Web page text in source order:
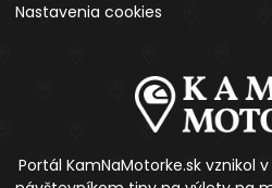
Nastavenia cookies
Portál KamNaMotorke.sk vznikol